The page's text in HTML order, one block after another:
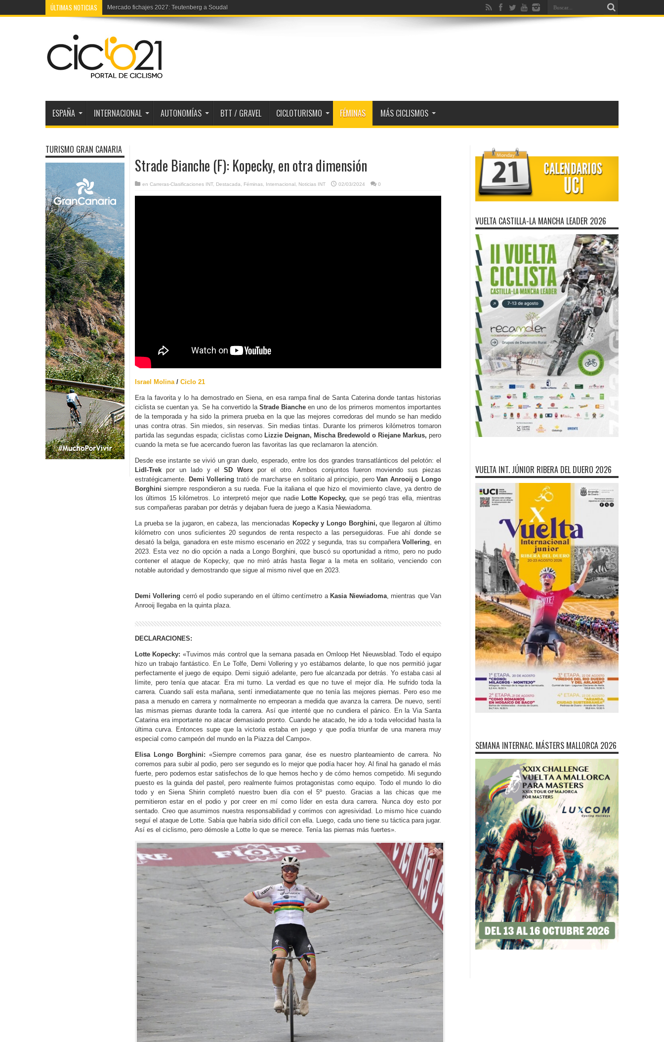
ÚLTIMAS NOTICIAS Europeo trial: La selección española
ESPAÑA INTERNACIONAL AUTONOMÍAS BTT / GRAVEL CICLOTURISMO FÉMINAS MÁS CICLISMOS
Strade Bianche (F): Kopecky, en otra dimensión
en Carreras-Clasificaciones INT, Destacada Féminas Internacional Noticias INT 02/03/2024 0
Israel Molina/ Ciclo 21
Era la favorita y lo ha demostrado en Siena, en esa rampa final de Santa Caterina donde tantas historias
ciclista se cuentan ya. Se ha convertido la Strade Bianche en uno de los primeros momentos importantes
de la temporada y ha sido la primera prueba en la que las mejores corredoras del mundo se han medido
unas contra otras. Sin miedos, sin reservas. Sin medias tintas. Durante los primeros kilómetros tomaron
partida las segundas espada; ciclistas como Lizzie Deignan, Mischa Bredewold o Riejane Markus, pero
cuando la meta se fue acercando fueron las favoritas las que reclamaron la atención.
Desde ese instante se vivió un gran duelo, esperado, entre los dos grandes transatlánticos del pelotón: el
Lidl-Trek por un lado y elSD Worx por el otro. Ambos conjuntos fueron moviendo sus piezas
estratégicamente. Demi Vollering trató de marcharse en solitario al principio, peroVan Anrooij o Longo
Borghini siempre respondieron a su rueda. Fue la italiana el que hizo el movimiento clave, ya dentro de
los últimos 15 kilómetros. Lo interpretó mejor que nadie Lotte Kopecky, que se pegó tras ella, mientras
sus compañeras paraban por detrás y dejaban fuera de juego a Kasia Niewiadoma.
La prueba se la jugaron, en cabeza, las mencionadas Kopecky y Longo Borghini, que llegaron al último
kilómetro con unos suficientes 20 segundos de renta respecto a las perseguidoras. Fue ahí donde se
desató la belga, ganadora en este mismo escenario en 2022 y segunda, tras su compañeraVollering, en
2023. Esta vez no dio opción a nada a Longo Borghini, que buscó su oportunidad a ritmo, pero no pudo
contener el ataque de Kopecky, que no miró atrás hasta llegar a la meta en solitario, venciendo con
notable autoridad y demostrando que sigue al mismo nivel que en 2023.
Demi Vollering cerró el podio superando en el último centímetro a Kasia Niewiadoma, mientras que Van
Anrooij llegaba en la quinta plaza.
DECLARACIONES:
Lotte Kopecky: «Tuvimos más control que la semana pasada en Omloop Het Nieuwsblad. Todo el equipo
hizo un trabajo fantástico. En Le Tolfe, Demi Vollering y yo estábamos delante, lo que nos permitió jugar
perfectamente el juego de equipo. Demi siguió adelante, pero fue alcanzada por detrás. Yo estaba casi al
límite, pero tenía que atacar. Era mi turno. La verdad es que no tuve el mejor día. He sufrido toda la
carrera. Cuando salí esta mañana, sentí inmediatamente que no tenía las mejores piernas. Pero eso me
pasa a menudo en carrera y normalmente no empeoran a medida que avanza la carrera. De nuevo, sentí
las mismas piernas durante toda la carrera. Así que intenté que no cundiera el pánico. En la Via Santa
Catarina era importante no atacar demasiado pronto. Cuando he atacado, he ido a toda velocidad hasta la
última curva. Entonces supe que la victoria estaba en juego y que podía triunfar de una manera muy
especial como campeón del mundo en la Piazza del Campo».
Elisa Longo Borghini: «Siempre corremos para ganar, ése es nuestro planteamiento de carrera. No
corremos para subir al podio, pero ser segundo es lo mejor que podía hacer hoy. Al final ha ganado el más
fuerte, pero podemos estar satisfechos de lo que hemos hecho y de cómo hemos competido. Mi segundo
puesto es la guinda del pastel, pero realmente fuimos protagonistas como equipo. Todo el mundo lo dio
todo y en Siena Shirin completó nuestro buen día con el 5º puesto. Gracias a las chicas que me
permitieron estar en el podio y por creer en mí como líder en esta dura carrera. Nunca doy esto por
sentado. Creo que asumimos nuestra responsabilidad y corrimos con agresividad. Lo mismo hice cuando
seguí el ataque de Lotte. Sabía que habría sido difícil con ella. Luego, cada uno tiene su táctica para jugar.
Así es el ciclismo, pero démosle a Lotte lo que se merece. Tenía las piernas más fuertes».
TURISMO GRAN CANARIA
VUELTA CASTILLA-LA MANCHA LEADER 2026
VUELTA INT. JÚNIOR RIBERA DEL DUERO 2026
SEMANA INTERNAC. MÁSTERS MALLORCA 2026